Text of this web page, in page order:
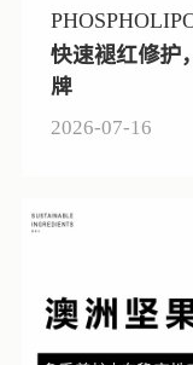
快速褪红修护
牌
2026-07-16